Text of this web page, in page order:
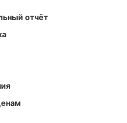
отчёт